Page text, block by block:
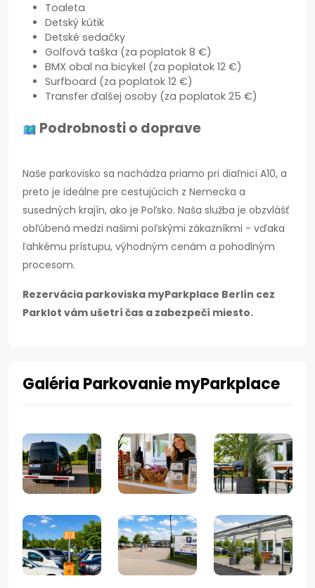
Toaleta
Detský kútik
Detské sedačky
Golfová taška (za poplatok 8 €)
BMX obal na bicykel (za poplatok 12 €)
Surfboard (za poplatok 12 €)
Transfer ďalšej osoby (za poplatok 25 €)
Podrobnosti o doprave
Naše parkovisko sa nachádza priamo pri diaľnici A10, a
preto je ideálne pre cestujúcich z Nemecka a
susedných krajín, ako je Poľsko. Naša služba je obzvlášť
obľúbená medzi našimi poľskými zákazníkmi - vďaka
ľahkému prístupu, výhodným cenám a pohodlným
procesom.
Rezervácia parkoviska myParkplace Berlín cez
Parklot vám ušetrí čas a zabezpečí miesto.
Galéria Parkovanie myParkplace